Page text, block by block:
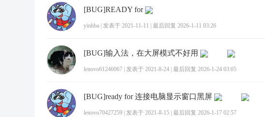
[BUG]READY for
yinhba 发表于 2021-11-11 最后回复 2026-1-11 03:26
[BUG]输入法，在大屏模式不好用
lenovo61246067 发表于 2021-8-24 最后回复 2026-1-24 03:05
[BUG]ready for 连接电脑显示窗口黑屏
lenovo70427259 发表于 2021-8-15 最后回复 2026-1-17 02:57